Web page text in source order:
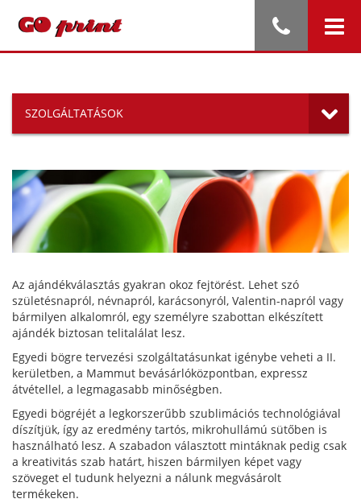
SZOLGÁLTATÁSOK
Az ajándékválasztás gyakran okoz fejtörést. Lehet szó
születésnapról, névnapról, karácsonyról, Valentin-napról vagy
bármilyen alkalomról, egy személyre szabottan elkészített
ajándék biztosan telitalálat lesz.
Egyedi bögre tervezési szolgáltatásunkat igénybe veheti a II.
kerületben, a Mammut bevásárlóközpontban, expressz
átvétellel, a legmagasabb minőségben.
Egyedi bögréjét a legkorszerűbb szublimációs technológiával
díszítjük, így az eredmény tartós, mikrohullámú sütőben is
használható lesz. A szabadon választott mintáknak pedig csak
a kreativitás szab határt, hiszen bármilyen képet vagy
szöveget el tudunk helyezni a nálunk megvásárolt
termékeken.